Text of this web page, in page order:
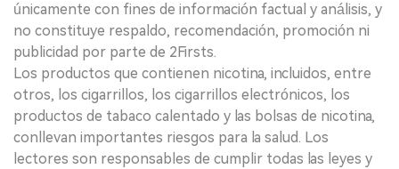
únicamente con fines de información factual y análisis, y
no constituye respaldo, recomendación, promoción ni
publicidad por parte de 2Firsts.
Los productos que contienen nicotina, incluidos, entre
otros, los cigarrillos, los cigarrillos electrónicos, los
productos de tabaco calentado y las bolsas de nicotina,
conllevan importantes riesgos para la salud. Los
lectores son responsables de cumplir todas las leyes y